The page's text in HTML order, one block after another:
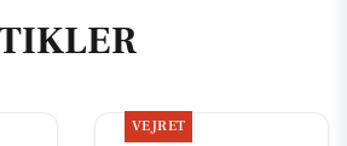
VEJRET